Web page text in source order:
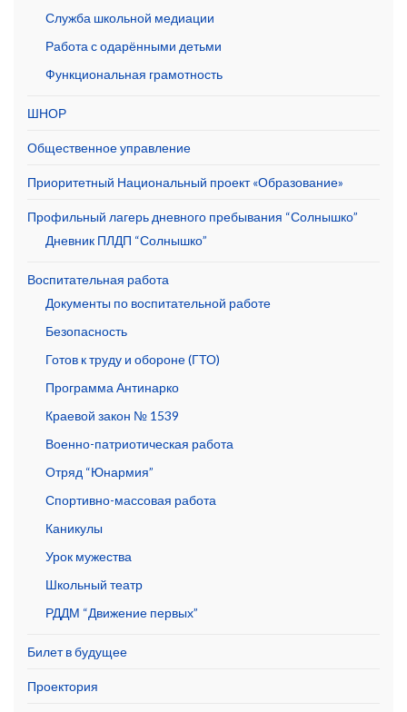
Служба школьной медиации
Работа с одарёнными детьми
Функциональная грамотность
ШНОР
Общественное управление
Приоритетный Национальный проект «Образование»
Профильный лагерь дневного пребывания “Солнышко”
Дневник ПЛДП “Солнышко”
Воспитательная работа
Документы по воспитательной работе
Безопасность
Готов к труду и обороне (ГТО)
Программа Антинарко
Краевой закон № 1539
Военно-патриотическая работа
Отряд “Юнармия”
Спортивно-массовая работа
Каникулы
Урок мужества
Школьный театр
РДДМ “Движение первых”
Билет в будущее
Проектория